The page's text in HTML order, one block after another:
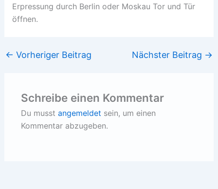
Erpressung durch Berlin oder Moskau Tor und Tür
öffnen.
← Vorheriger Beitrag Nächster Beitrag →
Schreibe einen Kommentar
Du musst angemeldet sein, um einen
Kommentar abzugeben.